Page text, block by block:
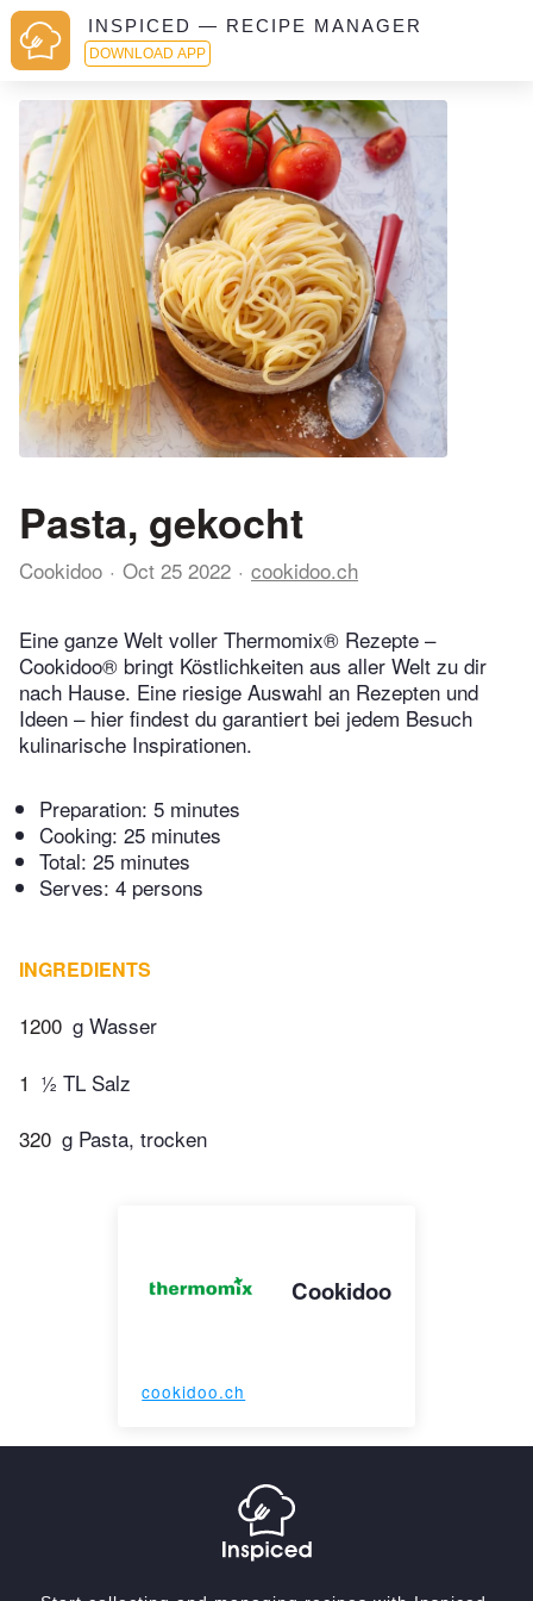
INSPICED — RECIPE MANAGER
DOWNLOAD APP
Pasta, gekocht
Cookidoo Oct 25 2022 cookidoo.ch
Eine ganze Welt voller Thermomix® Rezepte –
Cookidoo® bringt Köstlichkeiten aus aller Welt zu dir
nach Hause. Eine riesige Auswahl an Rezepten und
Ideen – hier findest du garantiert bei jedem Besuch
kulinarische Inspirationen.
Preparation: 5 minutes
Cooking: 25 minutes
Total: 25 minutes
Serves: 4 persons
INGREDIENTS
1200 g Wasser
1 ½ TL Salz
320 g Pasta, trocken
Cookidoo
cookidoo.ch